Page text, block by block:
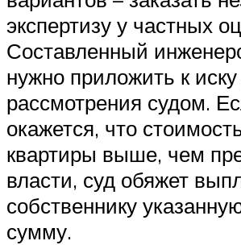
экспертизу у частных
Составленный
нужно приложить к
рассмотрения судом.
окажется, что
квартиры выше, чем
власти, суд обяжет
собственнику
сумму.